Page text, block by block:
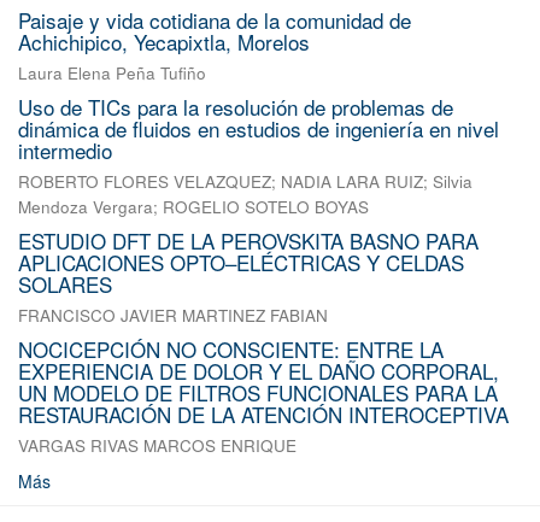
Paisaje y vida cotidiana de la comunidad de
Achichipico, Yecapixtla, Morelos
Laura Elena Peña Tufiño
Uso de TICs para la resolución de problemas de
dinámica de fluidos en estudios de ingeniería en nivel
intermedio
ROBERTO FLORES VELAZQUEZ; NADIA LARA RUIZ; Silvia
Mendoza Vergara; ROGELIO SOTELO BOYAS
ESTUDIO DFT DE LA PEROVSKITA BASNO PARA
APLICACIONES OPTO–ELÉCTRICAS Y CELDAS
SOLARES
FRANCISCO JAVIER MARTINEZ FABIAN
NOCICEPCIÓN NO CONSCIENTE: ENTRE LA
EXPERIENCIA DE DOLOR Y EL DAÑO CORPORAL,
UN MODELO DE FILTROS FUNCIONALES PARA LA
RESTAURACIÓN DE LA ATENCIÓN INTEROCEPTIVA
VARGAS RIVAS MARCOS ENRIQUE
Más